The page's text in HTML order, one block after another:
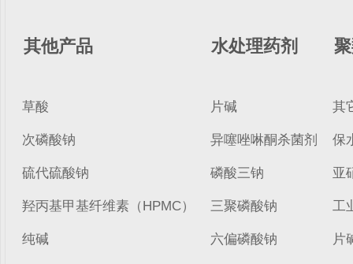
其他产品
草酸
次磷酸钠
硫代硫酸钠
羟丙基甲基纤维素（HPMC）
纯碱
水处理药剂
片碱
异噻唑啉酮杀菌剂
磷酸三钠
三聚磷酸钠
六偏磷酸钠
其
保
亚
工
片